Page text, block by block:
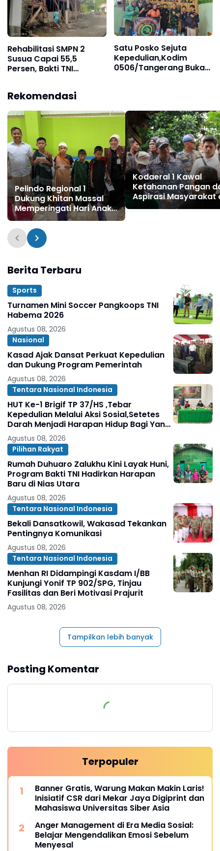
Rehabilitasi SMPN 2
Susua Capai 55,5
Persen, Bakti TNI
Layak
Satu Posko Sejuta
Kepedulian,Kodim
0506/Tangerang Buka
Rekomendasi
Pelindo Regional 1
Dukung Khitan Massal
Memperingati Hari Anak
Nasional
Kodaeral 1 Kawal
Ketahanan Pangan
Aspirasi Masyarakat
Desa Limau Manis ‎
Berita Terbaru
Sports
Turnamen Mini Soccer Pangkoops TNI
Habema 2026
Agustus 08, 2026
Nasional
Kasad Ajak Dansat Perkuat Kepedulian
dan Dukung Program Pemerintah
Agustus 08, 2026
Tentara Nasional Indonesia
HUT Ke-1 Brigif TP 37/HS ,Tebar
Kepedulian Melalui Aksi Sosial,Setetes
Darah Menjadi Harapan Hidup Bagi Yang
Membutuhkan
Agustus 08, 2026
Pilihan Rakyat
Rumah Duhuaro Zalukhu Kini Layak Huni,
Program Bakti TNI Hadirkan Harapan
Baru di Nias Utara
Agustus 08, 2026
Tentara Nasional Indonesia
Bekali Dansatkowil, Wakasad Tekankan
Pentingnya Komunikasi
Agustus 08, 2026
Tentara Nasional Indonesia
Menhan RI Didampingi Kasdam I/BB
Kunjungi Yonif TP 902/SPG, Tinjau
Fasilitas dan Beri Motivasi Prajurit
Agustus 08, 2026
Tampilkan lebih banyak
Posting Komentar
Terpopuler
Banner Gratis, Warung Makan Makin Laris!
Inisiatif CSR dari Mekar Jaya Digiprint dan
Mahasiswa Universitas Siber Asia
Anger Management di Era Media Sosial:
Belajar Mengendalikan Emosi Sebelum
Menyesal